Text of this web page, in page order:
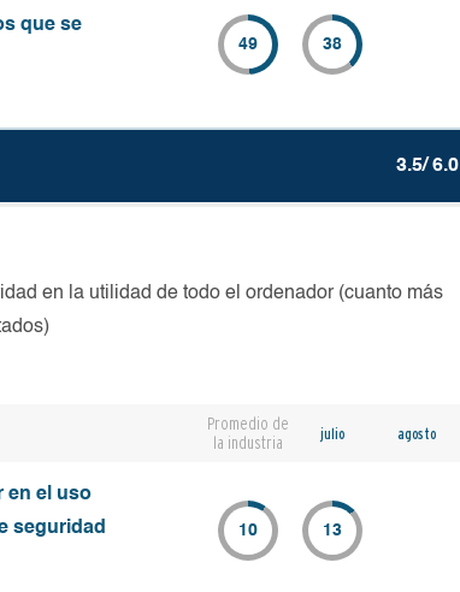
que se
49 38
3.5/ 6.0
en la utilidad de todo el ordenador (cuanto más
Promedio de
la industria
julio agosto
en el uso
seguridad
10 13